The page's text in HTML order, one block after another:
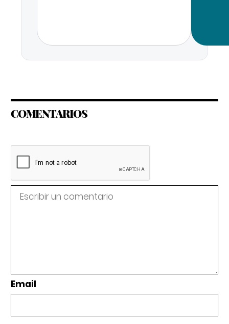
COMENTARIOS
Email